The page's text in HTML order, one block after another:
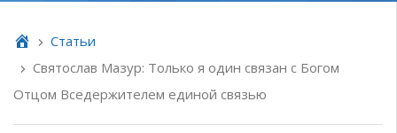
Cтатьи
Святослав Мазур: Только я один связан с Богом
Отцом Вседержителем единой связью